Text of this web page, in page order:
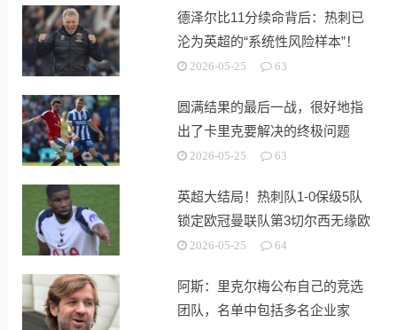
德泽尔比11分续命背后：热刺已
沦为英超的“系统性风险样本”！
2026-05-25 63
圆满结果的最后一战，很好地指
出了卡里克要解决的终极问题
2026-05-25 63
英超大结局！热刺队1-0保级5队
锁定欧冠曼联队第3切尔西无缘欧
战2026-05-25 64
阿斯：里克尔梅公布自己的竞选
团队，名单中包括多名企业家